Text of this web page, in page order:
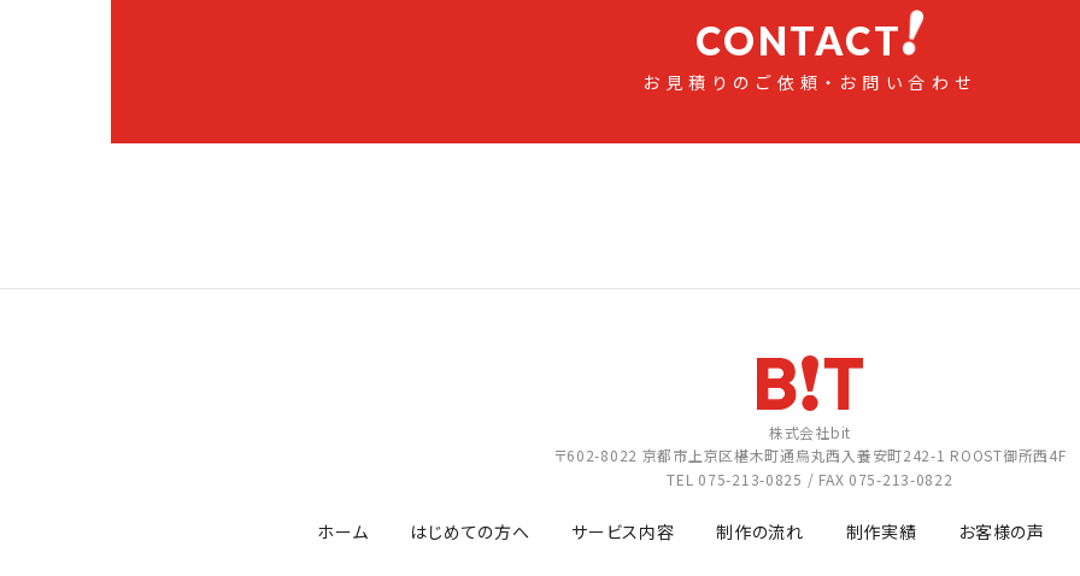
CONTACT
お見積りのご依頼・お問い合わせ
株式会社bit
〒602-8022 京都市上京区椹木町通烏丸西入養安町242-1 ROOST御所西4F
TEL 075-213-0825 / FAX 075-213-0822
ホーム はじめての方へ サービス内容 制作の流れ 制作実績 お客様の声